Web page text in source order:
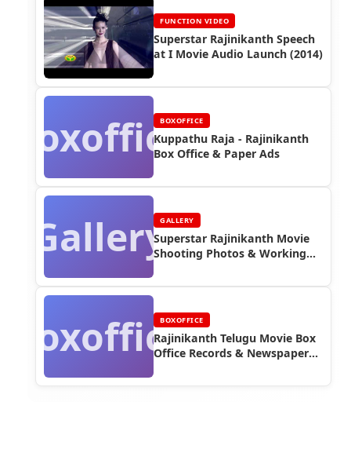
FUNCTION VIDEO
Superstar Rajinikanth Speech
at I Movie Audio Launch (2014)
Boxoffice
BOXOFFICE
Kuppathu Raja - Rajinikanth
Box Office & Paper Ads
GalleryGALLERY
Superstar Rajinikanth Movie
Shooting Photos & Working
Boxoffice
BOXOFFICE
Rajinikanth Telugu Movie Box
Office Records & Newspaper